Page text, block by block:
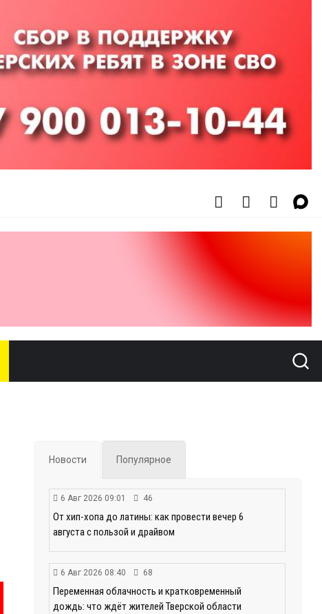
Новости Популярное
6 Авг 2026 09:01 46
От хип-хопа до латины: как провести вечер 6
августа с пользой и драйвом
6 Авг 2026 08:40 68
Переменная облачность и кратковременный
дождь: что ждёт жителей Тверской области